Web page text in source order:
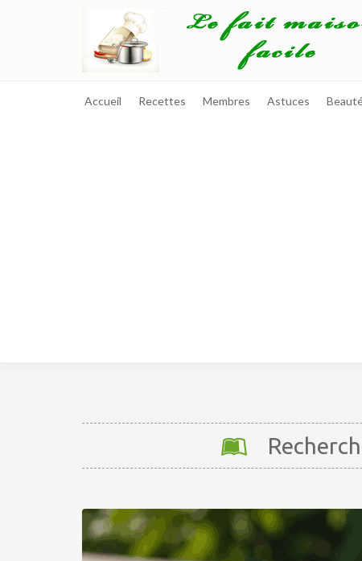
Accueil Recettes Membres Astuces